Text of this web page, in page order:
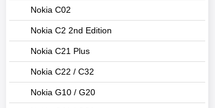
Nokia C02
Nokia C2 2nd Edition
Nokia C21 Plus
Nokia C22 / C32
Nokia G10 / G20